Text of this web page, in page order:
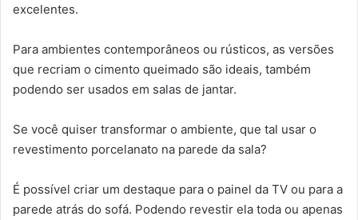
excelentes.
Para ambientes contemporâneos ou rústicos, as versões
que recriam o cimento queimado são ideais, também
podendo ser usados em salas de jantar.
Se você quiser transformar o ambiente, que tal usar o
revestimento porcelanato na parede da sala?
É possível criar um destaque para o painel da TV ou para a
parede atrás do sofá. Podendo revestir ela toda ou apenas